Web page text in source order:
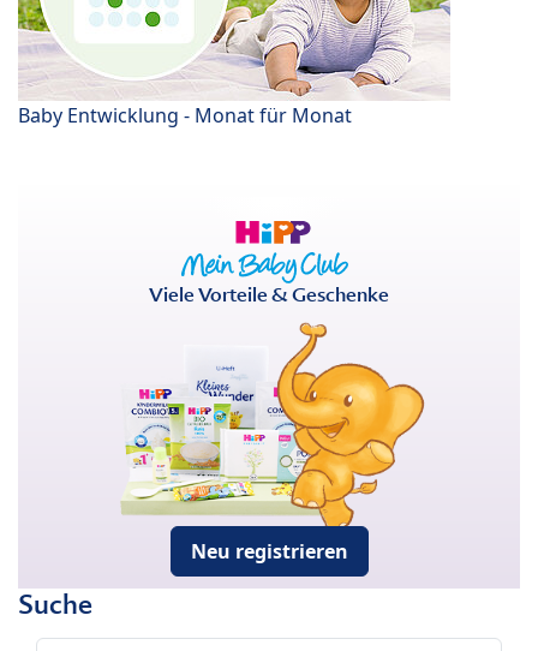
Baby Entwicklung - Monat für Monat
Viele Vorteile & Geschenke
Neu registrieren
Suche